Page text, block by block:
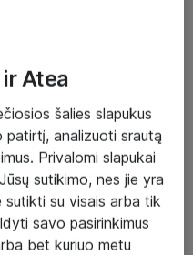
Atea
šalies slapukus
analizuoti srautą
Privalomi slapukai
sutikimo, nes jie yra
sutikti su visais arba tik
savo pasirinkimus
bet kuriuo metu